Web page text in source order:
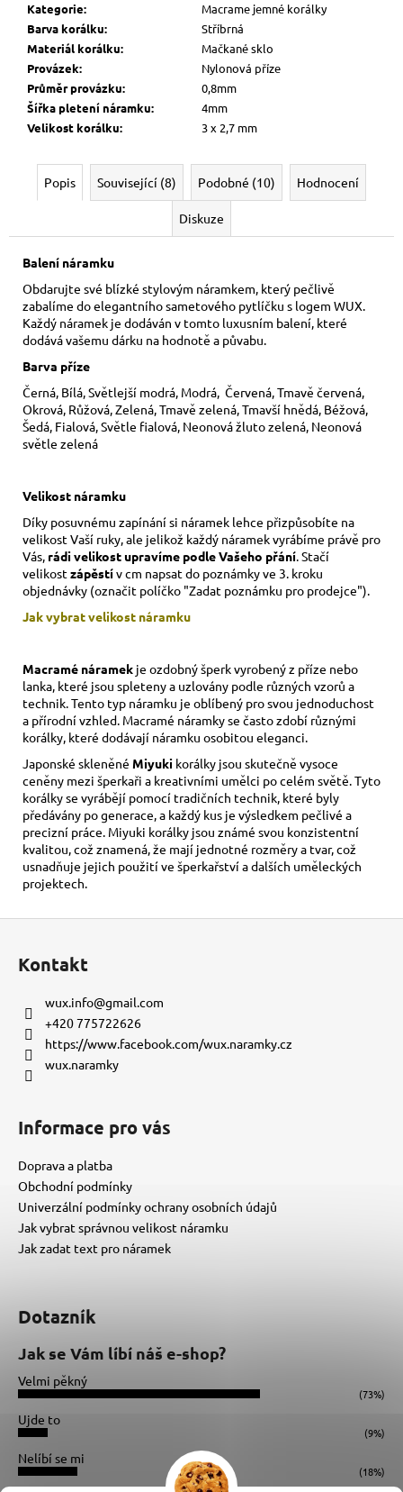
Kategorie:
Macrame jemné korálky
Barva korálku:
Stříbrná
Materiál korálku:
Mačkané sklo
Provázek:
Nylonová příze
Průměr provázku:
0,8mm
Šířka pletení náramku:
4mm
Velikost korálku: 3 x 2,7 mm
Popis Související (8) Podobné (10) Hodnocení
Diskuze
Balení náramku
Obdarujte své blízké stylovým náramkem, který pečlivě
zabalíme do elegantního sametového pytlíčku s logem WUX.
Každý náramek je dodáván v tomto luxusním balení, které
dodává vašemu dárku na hodnotě a půvabu.
Barva příze
Černá, Bílá, Světlejší modrá, Modrá, Červená, Tmavě červená,
Okrová, Růžová, Zelená, Tmavě zelená, Tmavší hnědá, Béžová,
Šedá, Fialová, Světle fialová, Neonová žluto zelená, Neonová
světle zelená
Velikost náramku
Díky posuvnému zapínání si náramek lehce přizpůsobíte na
velikost Vaší ruky,ale jelikož každý náramek vyrábíme právě pro
Vás, rádi velikost upravíme podle Vašeho přání. Stačí
velikostzápěstív cm napsat do poznámky ve 3. kroku
objednávky (označit políčko "Zadat poznámku pro prodejce").
Jak vybrat velikost náramku
Macramé náramek je ozdobný šperk vyrobený z příze nebo
lanka, které jsou spleteny a uzlovány podle různých vzorů a
technik. Tento typ náramku je oblíbený pro svou jednoduchost
a přírodní vzhled. Macramé náramky se často zdobí různými
korálky, které dodávají náramku osobitou eleganci.
Japonské skleněné Miyuki korálky jsou skutečně vysoce
ceněny mezi šperkaři a kreativními umělci po celém světě. Tyto
korálky se vyrábějí pomocí tradičních technik, které byly
předávány po generace, a každý kus je výsledkem pečlivé a
precizní práce. Miyuki korálky jsou známé svou konzistentní
kvalitou, což znamená, že mají jednotné rozměry a tvar, což
usnadňuje jejich použití ve šperkařství a dalších uměleckých
projektech.
Kontakt
wux.info@gmail.com
+420 775722626
https://www.facebook.com/wux.naramky.cz
wux.naramky
Informace pro vás
Doprava a platba
Obchodní podmínky
Univerzální podmínky ochrany osobních údajů
Jak vybrat správnou velikost náramku
Jak zadat text pro náramek
Dotazník
Jak se Vám líbí náš e-shop?
Velmi pěkný
(73%)
Ujde to
(9%)
Nelíbí se mi
(18%)